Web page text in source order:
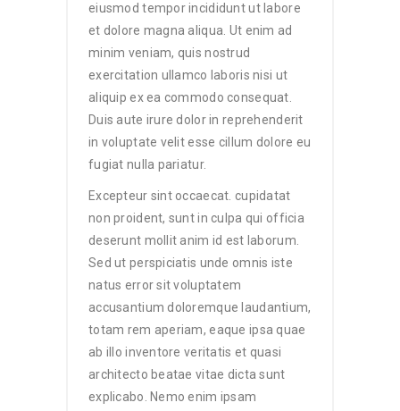
eiusmod tempor incididunt ut labore
et dolore magna aliqua. Ut enim ad
minim veniam, quis nostrud
exercitation ullamco laboris nisi ut
aliquip ex ea commodo consequat.
Duis aute irure dolor in reprehenderit
in voluptate velit esse cillum dolore eu
fugiat nulla pariatur.
Excepteur sint occaecat. cupidatat
non proident, sunt in culpa qui officia
deserunt mollit anim id est laborum.
Sed ut perspiciatis unde omnis iste
natus error sit voluptatem
accusantium doloremque laudantium,
totam rem aperiam, eaque ipsa quae
ab illo inventore veritatis et quasi
architecto beatae vitae dicta sunt
explicabo. Nemo enim ipsam